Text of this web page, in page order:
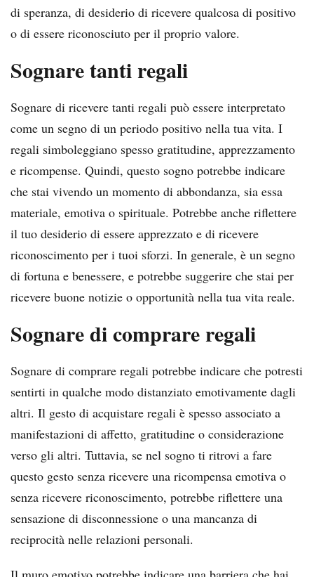
di speranza, di desiderio di ricevere qualcosa di positivo
o di essere riconosciuto per il proprio valore.
Sognare tanti regali
Sognare di ricevere tanti regali può essere interpretato
come un segno di un periodo positivo nella tua vita. I
regali simboleggiano spesso gratitudine, apprezzamento
e ricompense. Quindi, questo sogno potrebbe indicare
che stai vivendo un momento di abbondanza, sia essa
materiale, emotiva o spirituale. Potrebbe anche riflettere
il tuo desiderio di essere apprezzato e di ricevere
riconoscimento per i tuoi sforzi. In generale, è un segno
di fortuna e benessere, e potrebbe suggerire che stai per
ricevere buone notizie o opportunità nella tua vita reale.
Sognare di comprare regali
Sognare di comprare regali potrebbe indicare che potresti
sentirti in qualche modo distanziato emotivamente dagli
altri. Il gesto di acquistare regali è spesso associato a
manifestazioni di affetto, gratitudine o considerazione
verso gli altri. Tuttavia, se nel sogno ti ritrovi a fare
questo gesto senza ricevere una ricompensa emotiva o
senza ricevere riconoscimento, potrebbe riflettere una
sensazione di disconnessione o una mancanza di
reciprocità nelle relazioni personali.